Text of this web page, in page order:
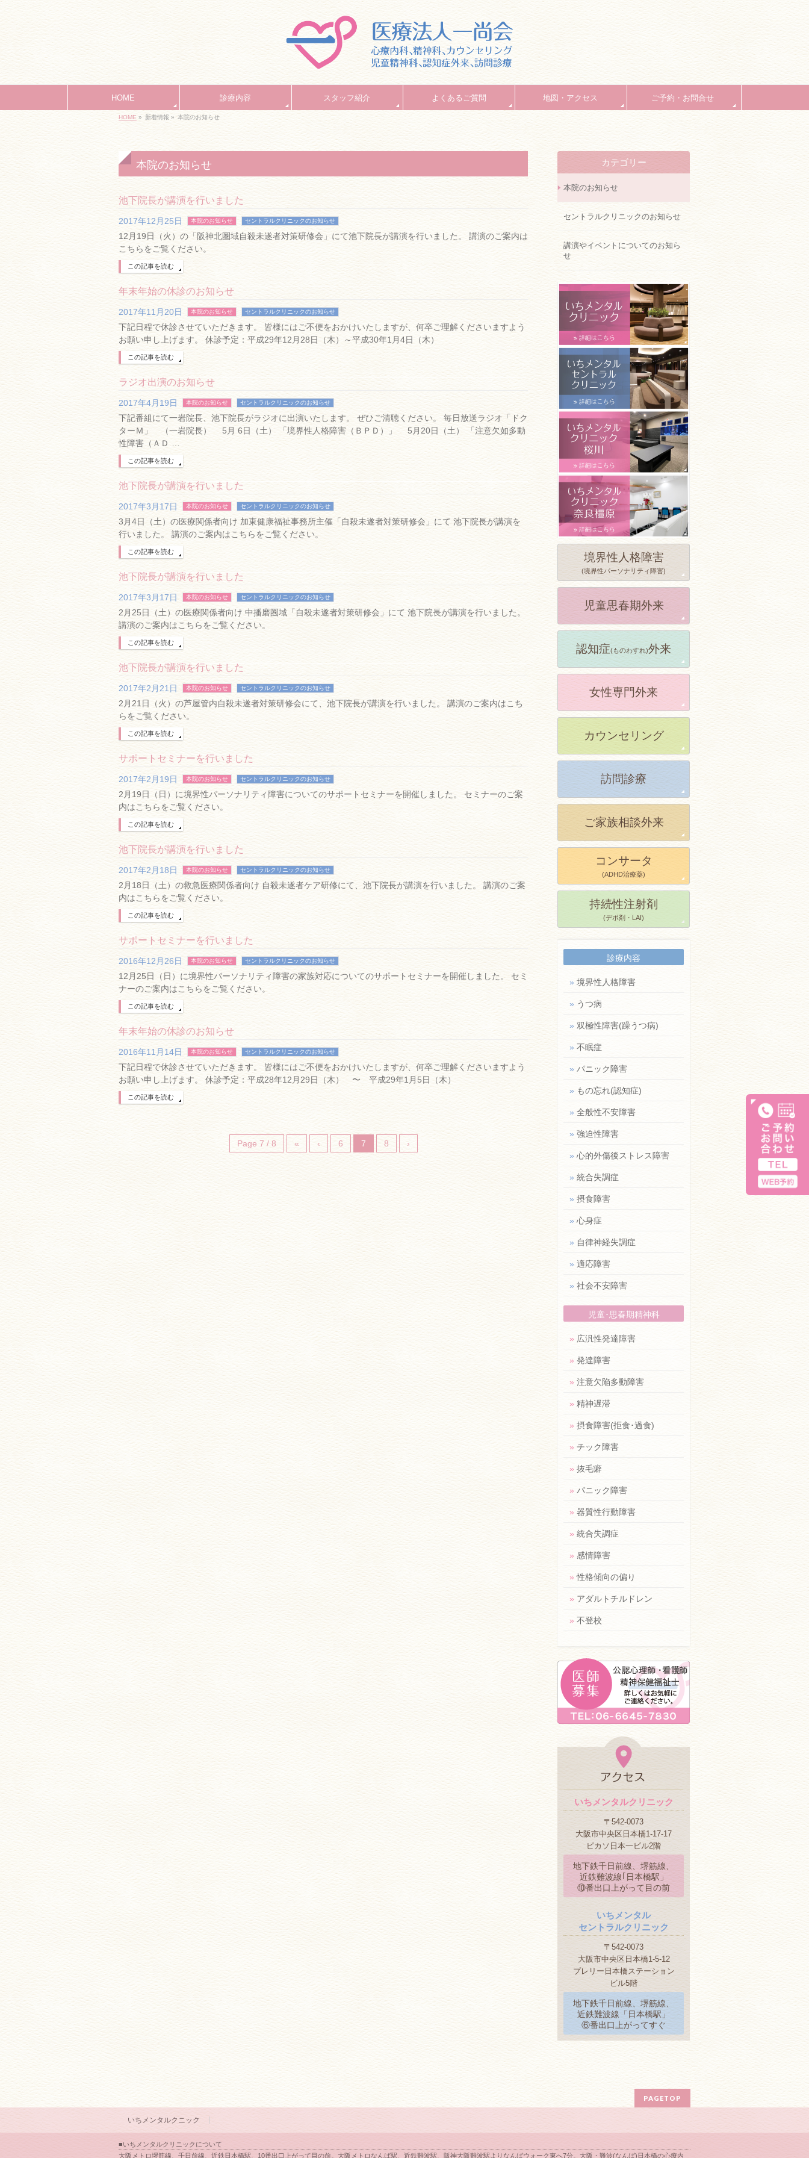
HOME 診療内容 スタッフ紹介 よくあるご質問 地図・アクセス ご予約・お問合せ
HOME » 新着情報 » 本院のお知らせ
本院のお知らせ
池下院長が講演を行いました
2017年12月25日 本院のお知らせ セントラルクリニックのお知らせ
12月19日（火）の「阪神北圏域自殺未遂者対策研修会」にて池下院長が講演を行いました。 講演のご案内は
こちらをご覧ください。
この記事を読む
年末年始の休診のお知らせ
2017年11月20日 本院のお知らせ セントラルクリニックのお知らせ
下記日程で休診させていただきます。 皆様にはご不便をおかけいたしますが、何卒ご理解くださいますよう
お願い申し上げます。 休診予定：平成29年12月28日（木）～平成30年1月4日（木）
この記事を読む
ラジオ出演のお知らせ
2017年4月19日 本院のお知らせ セントラルクリニックのお知らせ
下記番組にて一岩院長、池下院長がラジオに出演いたします。 ぜひご清聴ください。 毎日放送ラジオ「ドク
ターＭ」 （一岩院長） 5月 6日（土） 「境界性人格障害（ＢＰＤ）」 5月20日（土） 「注意欠如多動
性障害（ＡＤ …
この記事を読む
池下院長が講演を行いました
2017年3月17日 本院のお知らせ セントラルクリニックのお知らせ
3月4日（土）の医療関係者向け 加東健康福祉事務所主催「自殺未遂者対策研修会」にて 池下院長が講演を
行いました。 講演のご案内はこちらをご覧ください。
この記事を読む
池下院長が講演を行いました
2017年3月17日 本院のお知らせ セントラルクリニックのお知らせ
2月25日（土）の医療関係者向け 中播磨圏域「自殺未遂者対策研修会」にて 池下院長が講演を行いました。
講演のご案内はこちらをご覧ください。
この記事を読む
池下院長が講演を行いました
2017年2月21日 本院のお知らせ セントラルクリニックのお知らせ
2月21日（火）の芦屋管内自殺未遂者対策研修会にて、池下院長が講演を行いました。 講演のご案内はこち
らをご覧ください。
この記事を読む
サポートセミナーを行いました
2017年2月19日 本院のお知らせ セントラルクリニックのお知らせ
2月19日（日）に境界性パーソナリティ障害についてのサポートセミナーを開催しました。 セミナーのご案
内はこちらをご覧ください。
この記事を読む
池下院長が講演を行いました
2017年2月18日 本院のお知らせ セントラルクリニックのお知らせ
2月18日（土）の救急医療関係者向け 自殺未遂者ケア研修にて、池下院長が講演を行いました。 講演のご案
内はこちらをご覧ください。
この記事を読む
サポートセミナーを行いました
2016年12月26日 本院のお知らせ セントラルクリニックのお知らせ
12月25日（日）に境界性パーソナリティ障害の家族対応についてのサポートセミナーを開催しました。 セミ
ナーのご案内はこちらをご覧ください。
この記事を読む
年末年始の休診のお知らせ
2016年11月14日 本院のお知らせ セントラルクリニックのお知らせ
下記日程で休診させていただきます。 皆様にはご不便をおかけいたしますが、何卒ご理解くださいますよう
お願い申し上げます。 休診予定：平成28年12月29日（木） 〜 平成29年1月5日（木）
この記事を読む
Page 7 / 8 « ‹ 6 7 8 ›
カテゴリー
本院のお知らせ
セントラルクリニックのお知らせ
講演やイベントについてのお知ら
せ
境界性人格障害
(境界性パーソナリティ障害)
児童思春期外来
認知症(ものわすれ)外来
女性専門外来
カウンセリング
訪問診療
ご家族相談外来
コンサータ
(ADHD治療薬)
持続性注射剤
(デポ剤・LAI)
診療内容
» 境界性人格障害
» うつ病
» 双極性障害(躁うつ病)
» 不眠症
» パニック障害
» もの忘れ(認知症)
» 全般性不安障害
» 強迫性障害
» 心的外傷後ストレス障害
» 統合失調症
» 摂食障害
» 心身症
» 自律神経失調症
» 適応障害
» 社会不安障害
児童･思春期精神科
» 広汎性発達障害
» 発達障害
» 注意欠陥多動障害
» 精神遅滞
» 摂食障害(拒食･過食)
» チック障害
» 抜毛癖
» パニック障害
» 器質性行動障害
» 統合失調症
» 感情障害
» 性格傾向の偏り
» アダルトチルドレン
» 不登校
いちメンタルクリニック
〒542-0073
大阪市中央区日本橋1-17-17
ピカソ日本一ビル2階
地下鉄千日前線、堺筋線、
近鉄難波線｢日本橋駅」
⑩番出口上がって目の前
いちメンタル
セントラルクリニック
〒542-0073
大阪市中央区日本橋1-5-12
プレリー日本橋ステーション
ビル5階
地下鉄千日前線、堺筋線、
近鉄難波線「日本橋駅」
⑥番出口上がってすぐ
PAGETOP
いちメンタルクニック
■いちメンタルクリニックについて
大阪メトロ堺筋線、千日前線、近鉄日本橋駅、10番出口上がって目の前。大阪メトロなんば駅、近鉄難波駅、阪神大阪難波駅よりなんばウォーク東へ7分。大阪・難波(なんば)日本橋の心療内